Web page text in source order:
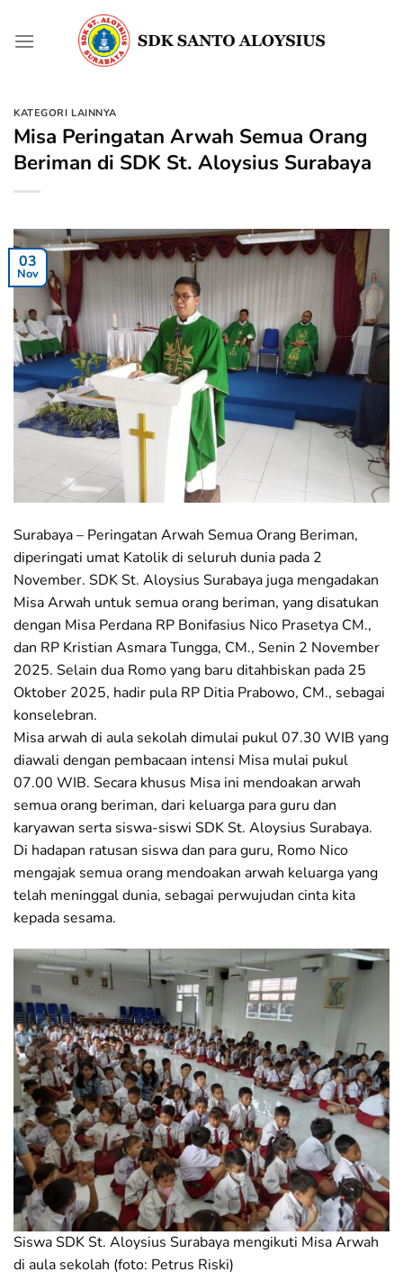
KATEGORI LAINNYA
Misa Peringatan Arwah Semua Orang
Beriman di SDK St. Aloysius Surabaya
03
Nov
Surabaya – Peringatan Arwah Semua Orang Beriman,
diperingati umat Katolik di seluruh dunia pada 2
November. SDK St. Aloysius Surabaya juga mengadakan
Misa Arwah untuk semua orang beriman, yang disatukan
dengan Misa Perdana RP Bonifasius Nico Prasetya CM.,
dan RP Kristian Asmara Tungga, CM., Senin 2 November
2025. Selain dua Romo yang baru ditahbiskan pada 25
Oktober 2025, hadir pula RP Ditia Prabowo, CM., sebagai
konselebran.
Misa arwah di aula sekolah dimulai pukul 07.30 WIB yang
diawali dengan pembacaan intensi Misa mulai pukul
07.00 WIB. Secara khusus Misa ini mendoakan arwah
semua orang beriman, dari keluarga para guru dan
karyawan serta siswa-siswi SDK St. Aloysius Surabaya.
Di hadapan ratusan siswa dan para guru, Romo Nico
mengajak semua orang mendoakan arwah keluarga yang
telah meninggal dunia, sebagai perwujudan cinta kita
kepada sesama.
Siswa SDK St. Aloysius Surabaya mengikuti Misa Arwah
di aula sekolah (foto: Petrus Riski)